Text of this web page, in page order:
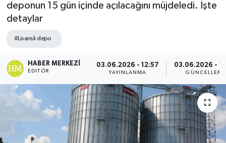
deponun 15 gün içinde açılacağını müjdeledi. İşte
detaylar
#Lisanslı depo
HABER MERKEZI
EDITÖR
03.06.2026 - 12:57
YAYINLANMA
03.06.2026 -
GÜNCELLEME
ÇEVRE
DÜNYA
Dursunbey
Edremit
EĞİTİM
EKONOMİ
Haber Arşivi